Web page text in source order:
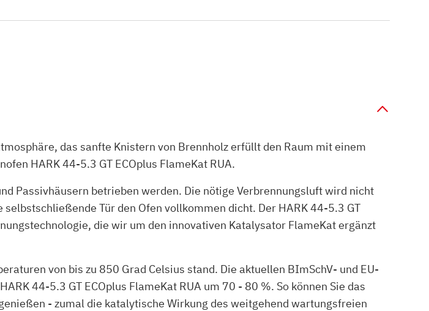
das sanfte Knistern von Brennholz erfüllt den Raum mit einem
HARK 44-5.3 GT ECOplus FlameKat RUA.
Passivhäusern betrieben werden. Die nötige Verbrennungsluft wird nicht
Tür den Ofen vollkommen dicht. Der HARK 44-5.3 GT
die wir um den innovativen Katalysator FlameKat ergänzt
von bis zu 850 Grad Celsius stand. Die aktuellen BImSchV- und EU-
44-5.3 GT ECOplus FlameKat RUA um 70 - 80 %. So können Sie das
- zumal die katalytische Wirkung des weitgehend wartungsfreien